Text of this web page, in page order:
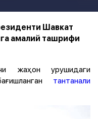
Шавкат
амалий ташрифи
жаҳон урушидаги
тантанали